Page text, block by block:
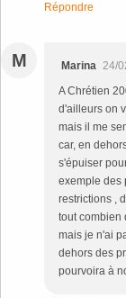
Répondre
M Marina 24/
A Chrétien
d'ailleurs on
mais il me
car, en
s'épuiser
exemple des
restrictions ,
tout combien
mais je n'ai
dehors des
pourvoira à